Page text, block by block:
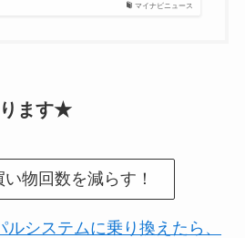
マイナビニュース
ます★
物回数を減らす！
システムに乗り換えたら、